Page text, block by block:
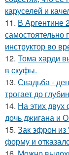
каруселей и
11. В Аргентине
самостоятельно
инструктор во
12. Тома харди
в скуфы.
13. Свадьба -
трогает до
14. На этих двух
дочь джигана и
15. Зак эфрон
форму и